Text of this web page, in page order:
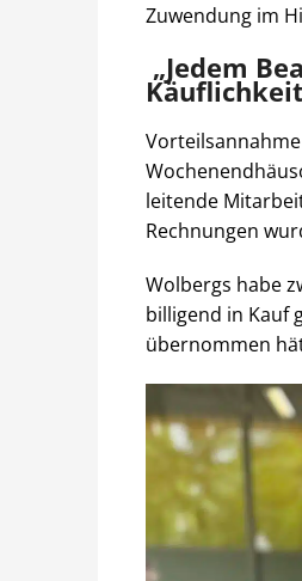
Zuwendung im
„Jedem
leitende
Rechnungen
Wolbergs habe
billigend in Kauf
übernommen